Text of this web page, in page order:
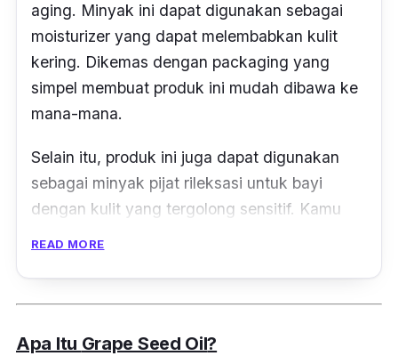
aging. Minyak ini dapat digunakan sebagai
moisturizer yang dapat melembabkan kulit
kering. Dikemas dengan packaging yang
simpel membuat produk ini mudah dibawa ke
mana-mana.
Selain itu, produk ini juga dapat digunakan
sebagai minyak pijat rileksasi untuk bayi
dengan kulit yang tergolong sensitif. Kamu
READ MORE
Apa Itu Grape Seed Oil?